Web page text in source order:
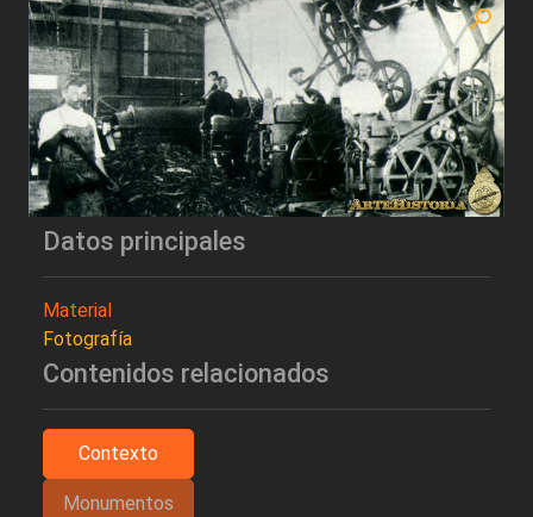
Datos principales
Material
Fotografía
Contenidos relacionados
Contexto
Monumentos